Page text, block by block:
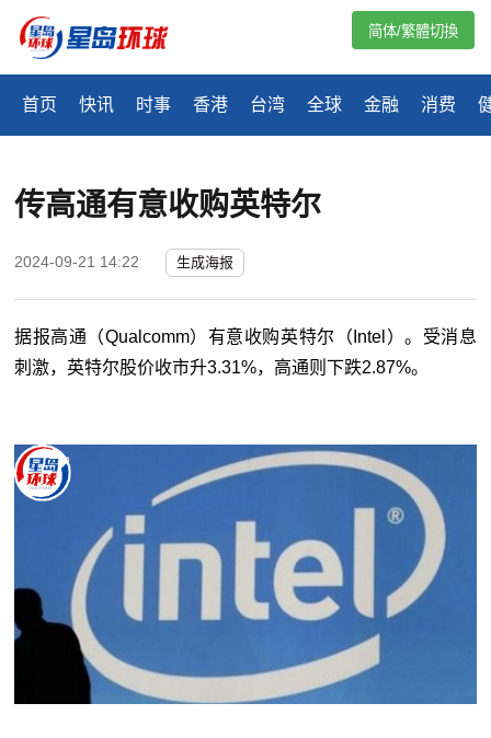
首页 快讯 时事 香港 台湾 全球 金融 消费
简体/繁體切換
传高通有意收购英特尔
2024-09-21 14:22 生成海报
据报高通（Qualcomm）有意收购英特尔（Intel）。受消息
刺激，英特尔股价收市升3.31%，高通则下跌2.87%。